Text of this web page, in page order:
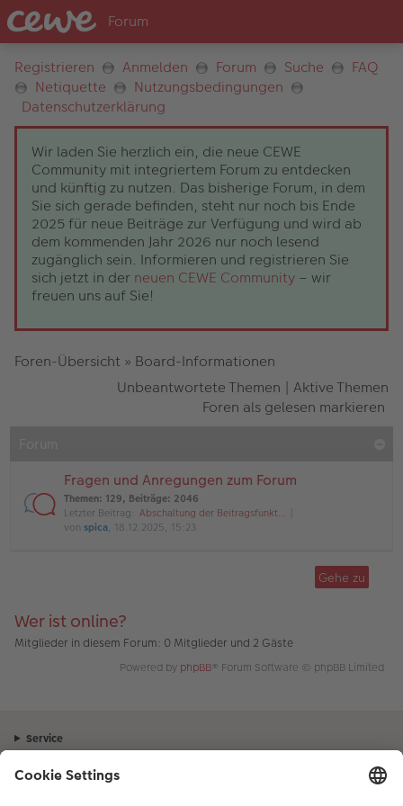
Registrieren Anmelden Forum Suche
FAQ
Netiquette
Nutzungsbedingungen
Datenschutzerklärung
Wir laden Sie herzlich ein, die neue CEWE
Community mit integriertem Forum zu entdecken
und künftig zu nutzen. Das bisherige Forum, in dem
Sie sich gerade befinden, steht nur noch bis Ende
2025 für neue Beiträge zur Verfügung und wird ab
dem kommenden Jahr 2026 nur noch lesend
zugänglich sein. Informieren und registrieren Sie
sich jetzt in der neuen CEWE Community – wir
freuen uns auf Sie!
Foren-Übersicht » Board-Informationen
Unbeantwortete Themen | Aktive Themen
Foren als gelesen markieren
Fragen und Anregungen zum Forum
Themen: 129, Beiträge: 2046
Letzter Beitrag: Abschaltung der Beitragsfunkt…
von spica, 18.12.2025, 15:23
Gehe zu
Wer ist online?
Mitglieder in diesem Forum: 0 Mitglieder und 2 Gäste
Powered by phpBB® Forum Software © phpBB Limited
Service